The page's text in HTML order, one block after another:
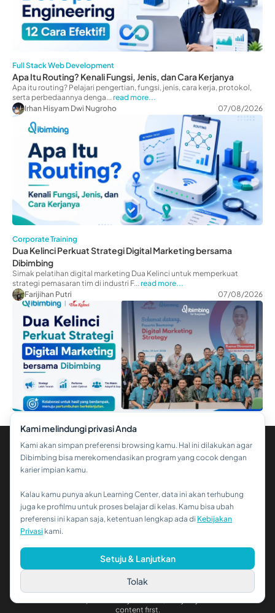
Full Stack Web Development
Apa Itu Routing? Kenali Fungsi, Jenis, dan Cara Kerjanya
Apa itu routing? Pelajari pengertian, fungsi, jenis, cara kerja, protokol,
serta perbedaannya denga...read more...
Irhan Hisyam Dwi Nugroho
07/08/2026
Corporate Training
Dua Kelinci Perkuat Strategi Digital Marketing bersama
Dibimbing
Simak pelatihan digital marketing Dua Kelinci untuk memperkuat
strategi pemasaran tim di industri F...read more...
Farijihan Putri
07/08/2026
Hi!👋
Kalau kamu butuh bantuan,
PT. Dibimbing Digital Indonesia
Jl. Kemang Timur No.1, RT.14/RW.8, Pejaten Barat, Ps. Minggu,
Kota Jakarta Selatan, Daerah Khusus Ibukota Jakarta 12510
content first.
Kami melindungi privasi Anda
Kami akan simpan preferensi browsing kamu. Hal ini dilakukan agar
Dibimbing bisa merekomendasikan program yang cocok dengan
karier impian kamu.
Kalau kamu punya akun Learning Center, data ini akan terhubung
juga ke profilmu untuk proses belajar di kelas. Kamu bisa ubah
preferensi ini kapan saja, ketentuan lengkap ada di Kebijakan
Privasi kami.
Tolak
Setuju & Lanjutkan